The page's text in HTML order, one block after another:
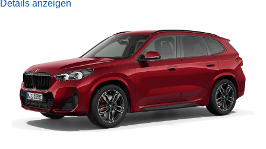
Details anzeigen